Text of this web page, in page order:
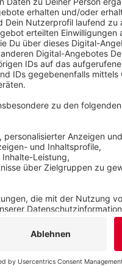
Montag, 09.05.2022 06:49